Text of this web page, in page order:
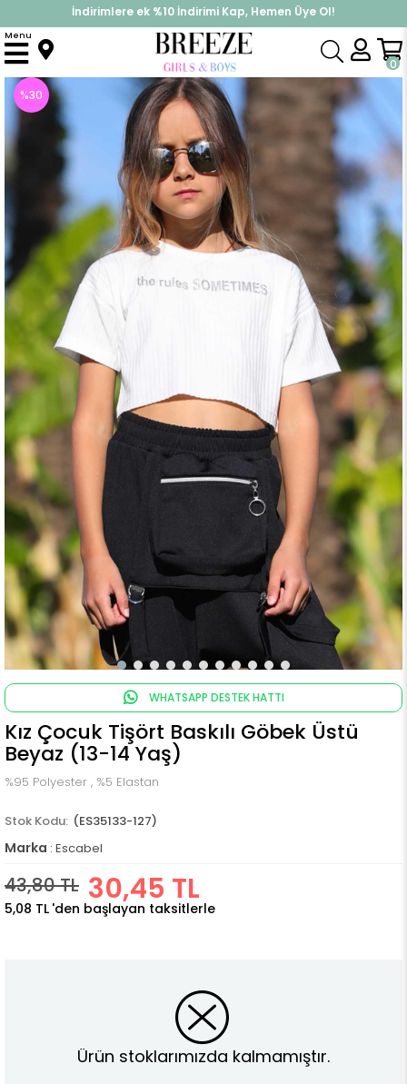
%30 Sepette Yaz İndirimi, Hemen Al!
İndirimlere ek %10 İndirimi Kap, Hemen Üye Ol!
0
Menu
Anasayfa Üst Giyim Tişört
%30
İndirim
WHATSAPP DESTEK HATTI
Kız Çocuk Tişört Baskılı Göbek Üstü
Beyaz (13-14 Yaş)
%95 Polyester , %5 Elastan
(ES35133-127)
Marka : Escabel
43,80 TL 30,45 TL
5,08 TL 'den başlayan taksitlerle
Ürün stoklarımızda kalmamıştır.